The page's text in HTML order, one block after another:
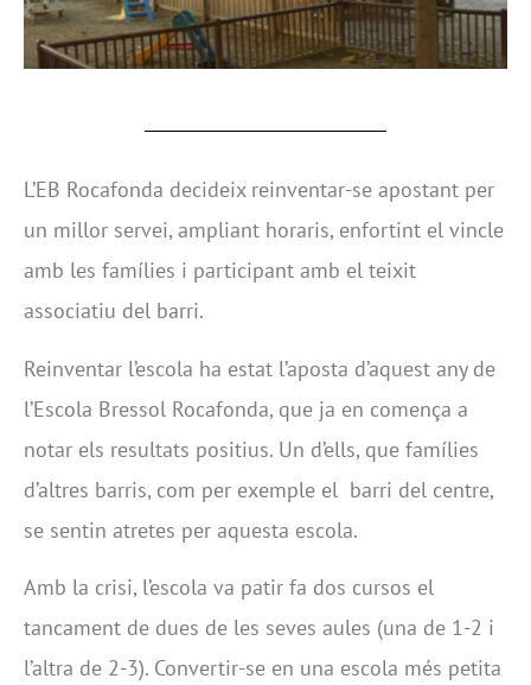
L’EB Rocafonda decideix reinventar-se apostant per
un millor servei, ampliant horaris, enfortint el vincle
amb les famílies i participant amb el teixit
associatiu del barri.
Reinventar l’escola ha estat l’aposta d’aquest any de
l’Escola Bressol Rocafonda, que ja en comença a
notar els resultats positius. Un d’ells, que famílies
d’altres barris, com per exemple el barri del centre,
se sentin atretes per aquesta escola.
Amb la crisi, l’escola va patir fa dos cursos el
tancament de dues de les seves aules (una de 1-2 i
l’altra de 2-3). Convertir-se en una escola més petita